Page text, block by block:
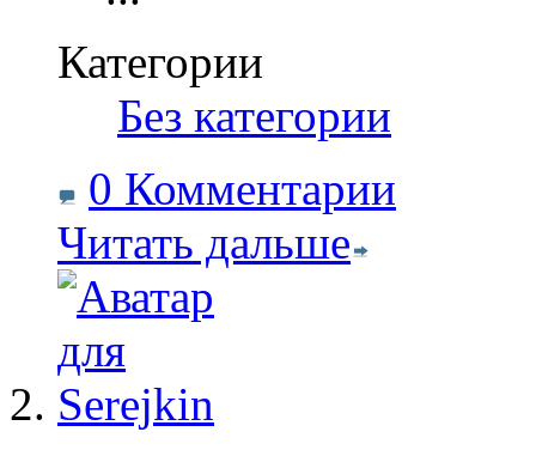
Категории
Без категории
0 Комментарии
Читать дальше